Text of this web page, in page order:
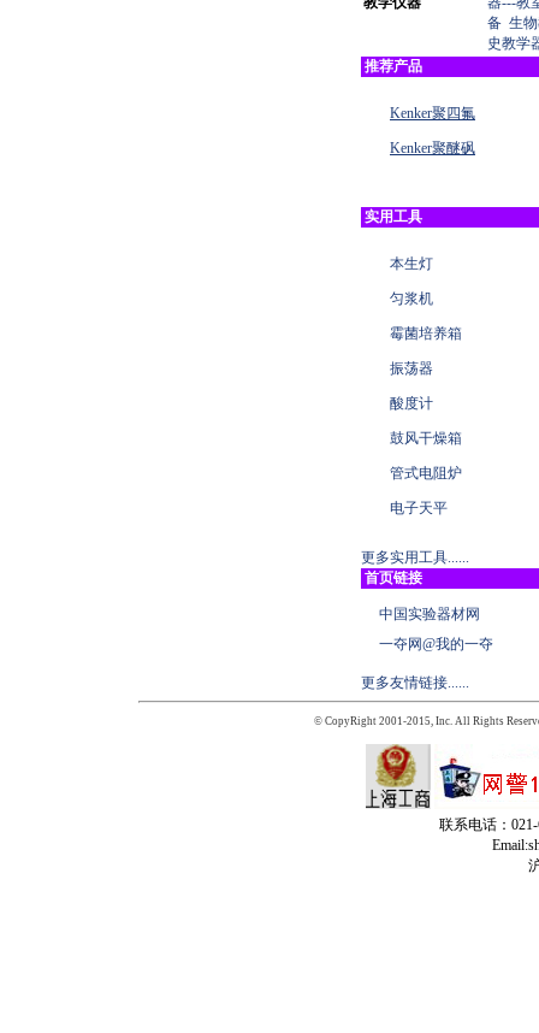
备 生
史教学
推荐产品
Kenker聚四氟
Kenker聚醚砜
实用工具
本生灯
匀浆机
霉菌培养箱
振荡器
酸度计
鼓风干燥箱
管式电阻炉
电子天平
更多实用工具......
首页链接
中国实验器材网
一夺网@我的一夺
更多友情链接......
© CopyRight 2001-2015, Inc. All Rights
联系电话：021-